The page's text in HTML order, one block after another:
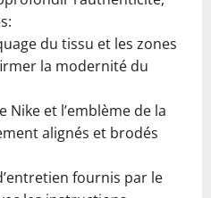
du tissu et les zones
la modernité du
Nike et l’emblème de la
alignés et brodés
fournis par le